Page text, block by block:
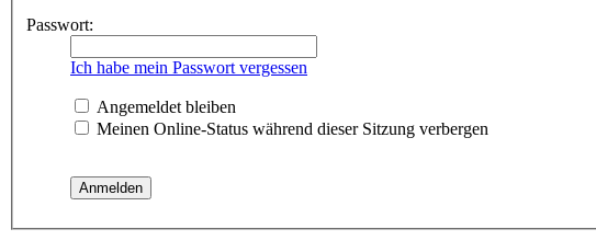
Passwort:
Ich habe mein Passwort vergessen
Angemeldet bleiben
Meinen Online-Status während dieser Sitzung verbergen